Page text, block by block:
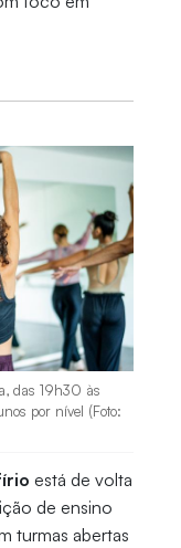
das 19h30 às
por nível (Foto:
está de volta
de ensino
turmas abertas